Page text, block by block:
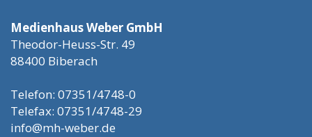
Medienhaus Weber GmbH
Theodor-Heuss-Str. 49
88400 Biberach
Telefon: 07351/4748-0
Telefax: 07351/4748-29
info@mh-weber.de